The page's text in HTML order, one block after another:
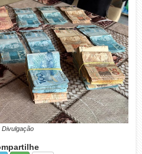
Divulgação